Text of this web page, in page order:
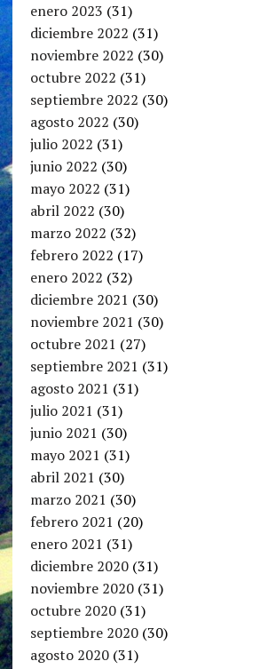
enero 2023 (31)
diciembre 2022 (31)
noviembre 2022 (30)
octubre 2022 (31)
septiembre 2022 (30)
agosto 2022 (30)
julio 2022 (31)
junio 2022 (30)
mayo 2022 (31)
abril 2022 (30)
marzo 2022 (32)
febrero 2022 (17)
enero 2022 (32)
diciembre 2021 (30)
noviembre 2021 (30)
octubre 2021 (27)
septiembre 2021 (31)
agosto 2021 (31)
julio 2021 (31)
junio 2021 (30)
mayo 2021 (31)
abril 2021 (30)
marzo 2021 (30)
febrero 2021 (20)
enero 2021 (31)
diciembre 2020(31)
noviembre 2020(31)
octubre 2020(31)
septiembre 2020(30)
agosto 2020(31)